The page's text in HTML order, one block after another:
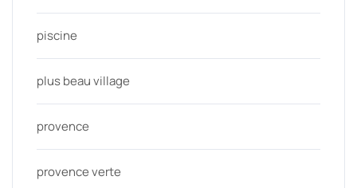
piscine
plus beau village
provence
provence verte